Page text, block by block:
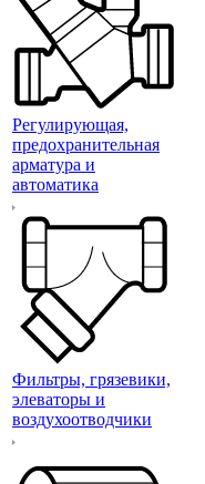
Регулирующая,
предохранительная
арматура и
автоматика
Фильтры, грязевики,
элеваторы и
воздухоотводчики